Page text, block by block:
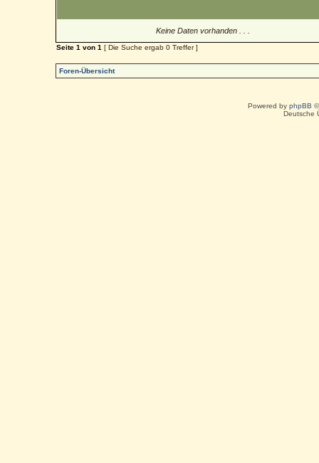
Keine Daten vorhanden . . .
Seite1 von1 [ Die Suche ergab 0 Treffer ]
Foren-Übersicht
Powered by phpBB
Deutsche